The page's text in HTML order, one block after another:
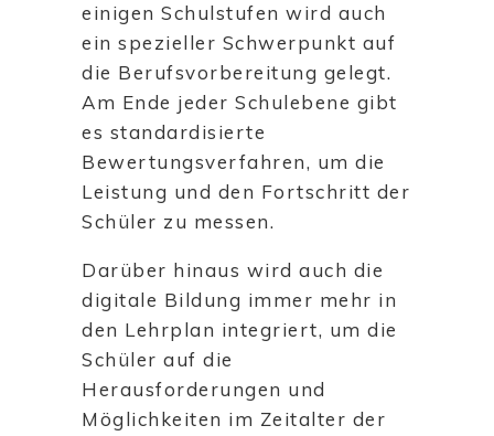
einigen Schulstufen wird auch
ein spezieller Schwerpunkt auf
die Berufsvorbereitung gelegt.
Am Ende jeder Schulebene gibt
es standardisierte
Bewertungsverfahren, um die
Leistung und den Fortschritt der
Schüler zu messen.
Darüber hinaus wird auch die
digitale Bildung immer mehr in
den Lehrplan integriert, um die
Schüler auf die
Herausforderungen und
Möglichkeiten im Zeitalter der